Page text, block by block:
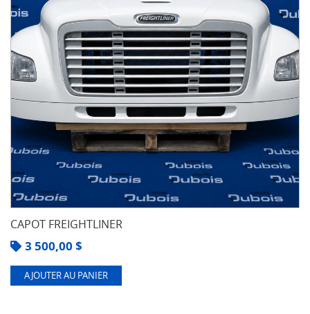
CAPOT FREIGHTLINER
3 500,00 $
AJOUTER AU PANIER